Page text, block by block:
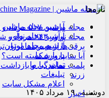
آرشیو مجله ماشین
آرشیو مجله نوآور
آرشیو مجله موتور
درباره ما
تماس با ما
تبلیغات
اعلام مشکل سایت
اخبار
تازه‌ها
مجله ماشین ۵۱۷ مرداد و شهریور ۱۴۰۵ منتشر شد
مجله نوآور ۲۴۳ مرداد و شهریور ۱۴۰۵ منتشر شد
برقی‌ها از هیبریدها
آیا سایپا ورشکسته است؟
پلمب نمایندگی و
زرند
دوشنبه , ۱۹ مرداد ۱۴۰۵